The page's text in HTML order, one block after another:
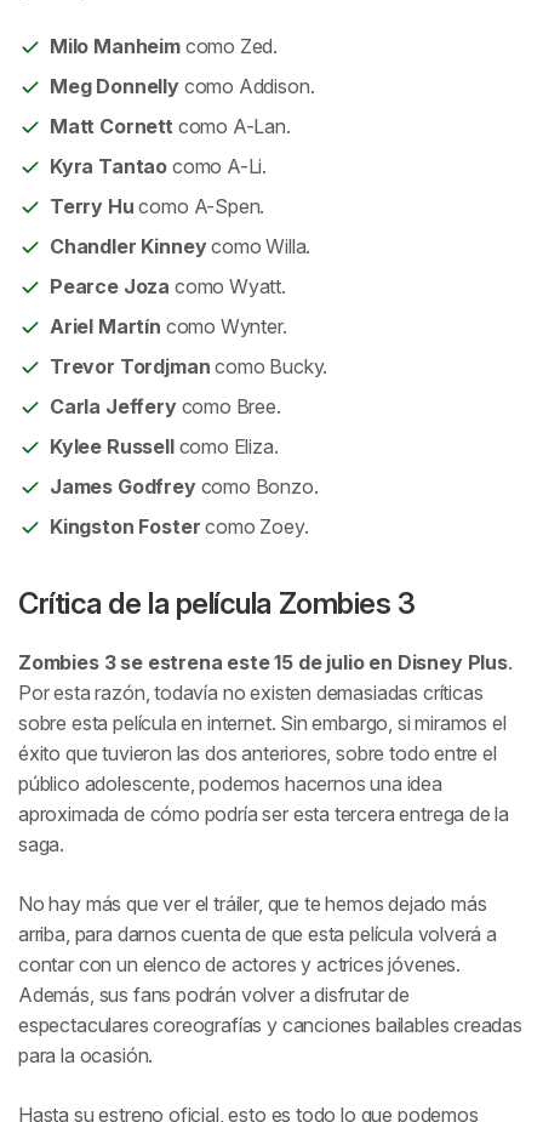
Milo Manheimcomo Zed.
Meg Donnelly como Addison.
Matt Cornett como A-Lan.
Kyra Tantao como A-Li.
Terry Hu como A-Spen.
Chandler Kinney como Willa.
Pearce Joza como Wyatt.
Ariel Martín como Wynter.
Trevor Tordjman como Bucky.
Carla Jeffery como Bree.
Kylee Russellcomo Eliza.
James Godfrey como Bonzo.
Kingston Foster como Zoey.
Crítica de la película Zombies 3
Zombies 3se estrena este 15 de julio en Disney Plus.
Por esta razón, todavía no existen demasiadas críticas
sobre esta película en internet. Sin embargo, si miramos el
éxito que tuvieron las dos anteriores, sobre todo entre el
público adolescente, podemos hacernos una idea
aproximada de cómo podría ser esta tercera entrega de la
saga.
No hay más que ver el tráiler, que te hemos dejado más
arriba, para darnos cuenta de que esta película volverá a
contar con un elenco de actores y actrices jóvenes.
Además, sus fans podrán volver a disfrutar de
espectaculares coreografías y canciones bailables creadas
para la ocasión.
Hasta su estreno oficial, esto es todo lo que podemos